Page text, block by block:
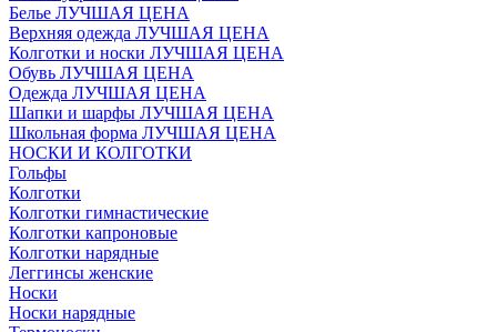
Белье ЛУЧШАЯ ЦЕНА
Верхняя одежда ЛУЧШАЯ ЦЕНА
Колготки и носки ЛУЧШАЯ ЦЕНА
Обувь ЛУЧШАЯ ЦЕНА
Одежда ЛУЧШАЯ ЦЕНА
Шапки и шарфы ЛУЧШАЯ ЦЕНА
Школьная форма ЛУЧШАЯ ЦЕНА
НОСКИ И КОЛГОТКИ
Гольфы
Колготки
Колготки гимнастические
Колготки капроновые
Колготки нарядные
Леггинсы женские
Носки
Носки нарядные